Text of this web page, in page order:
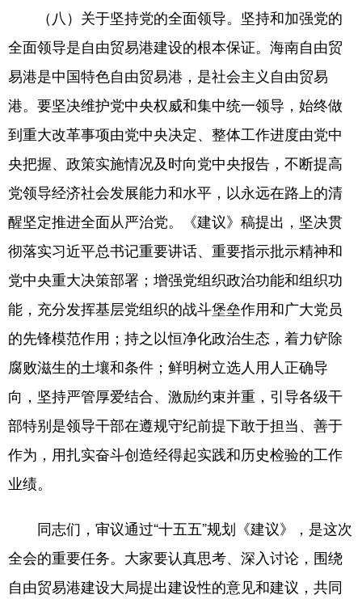
（八）关于坚持党的全面领导。坚持和加强党的
全面领导是自由贸易港建设的根本保证。海南自由贸
易港是中国特色自由贸易港，是社会主义自由贸易
港。要坚决维护党中央权威和集中统一领导，始终做
到重大改革事项由党中央决定、整体工作进度由党中
央把握、政策实施情况及时向党中央报告，不断提高
党领导经济社会发展能力和水平，以永远在路上的清
醒坚定推进全面从严治党。《建议》稿提出，坚决贯
彻落实习近平总书记重要讲话、重要指示批示精神和
党中央重大决策部署；增强党组织政治功能和组织功
能，充分发挥基层党组织的战斗堡垒作用和广大党员
的先锋模范作用；持之以恒净化政治生态，着力铲除
腐败滋生的土壤和条件；鲜明树立选人用人正确导
向，坚持严管厚爱结合、激励约束并重，引导各级干
部特别是领导干部在遵规守纪前提下敢于担当、善于
作为，用扎实奋斗创造经得起实践和历史检验的工作
业绩。
同志们，审议通过“十五五”规划《建议》，是这次
全会的重要任务。大家要认真思考、深入讨论，围绕
自由贸易港建设大局提出建设性的意见和建议，共同